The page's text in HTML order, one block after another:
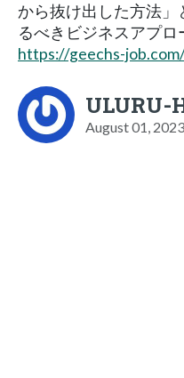
から抜け出した方法
るべきビジネスアプロ
https://geechs-
ULURU-
August 01, 2023